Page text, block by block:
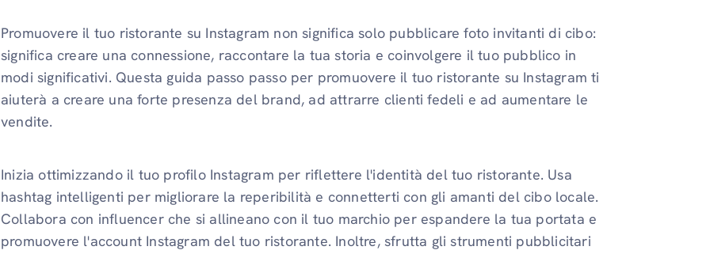
Promuovere il tuo ristorante su Instagram non significa solo pubblicare foto invitanti di cibo:
significa creare una connessione, raccontare la tua storia e coinvolgere il tuo pubblico in
modi significativi. Questa guida passo passo per promuovere il tuo ristorante su Instagram ti
aiuterà a creare una forte presenza del brand, ad attrarre clienti fedeli e ad aumentare le
vendite.
Inizia ottimizzando il tuo profilo Instagram per riflettere l'identità del tuo ristorante. Usa
hashtag intelligenti per migliorare la reperibilità e connetterti con gli amanti del cibo locale.
Collabora con influencer che si allineano con il tuo marchio per espandere la tua portata e
promuovere l'account Instagram del tuo ristorante. Inoltre, sfrutta gli strumenti pubblicitari